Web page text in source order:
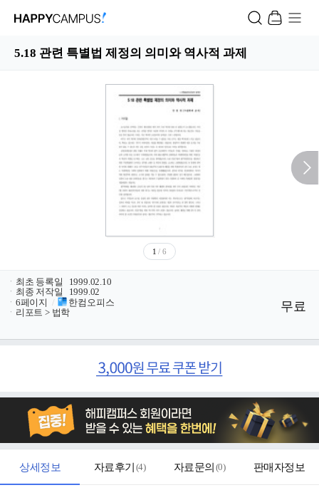
5.18 관련 특별법 제정의 의미와 역사적 과제
1 / 6
ㆍ 최초 등록일
1999.02.10
ㆍ 최종 저작일
1999.02
ㆍ 6페이지 /
한컴오피스
ㆍ 리포트 > 법학 무료
상세정보 자료후기 (4) 자료문의 (0) 판매자정보